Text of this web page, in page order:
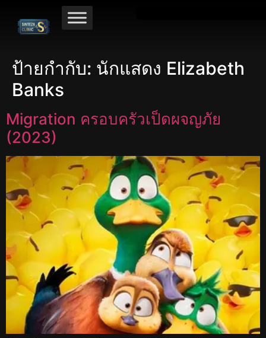
ป้ายกำกับ: นักแสดง Elizabeth
Banks
Migration ครอบครัวเป็ดผจญภัย
(2023)